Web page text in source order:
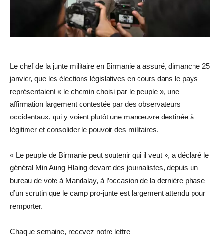
Le chef de la junte militaire en Birmanie a assuré, dimanche 25
janvier, que les élections législatives en cours dans le pays
représentaient « le chemin choisi par le peuple », une
affirmation largement contestée par des observateurs
occidentaux, qui y voient plutôt une manœuvre destinée à
légitimer et consolider le pouvoir des militaires.
« Le peuple de Birmanie peut soutenir qui il veut », a déclaré le
général Min Aung Hlaing devant des journalistes, depuis un
bureau de vote à Mandalay, à l’occasion de la dernière phase
d’un scrutin que le camp pro-junte est largement attendu pour
remporter.
Chaque semaine, recevez notre lettre